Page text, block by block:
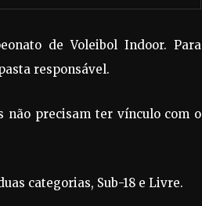
de Voleibol Indoor. Para
responsável.
não precisam ter vínculo com o
categorias, Sub-18 e Livre.